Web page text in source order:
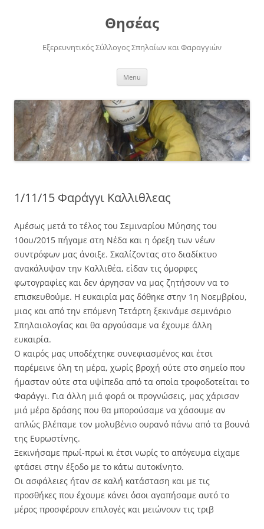
Θησέας
Εξερευνητικός Σύλλογος Σπηλαίων και Φαραγγιών
Menu
1/11/15 Φαράγγι Καλλιθλεας
Αμέσως μετά το τέλος του Σεμιναρίου Μύησης του
10ου/2015 πήγαμε στη Νέδα και η όρεξη των νέων
συντρόφων μας άνοιξε. Σκαλίζοντας στο διαδίκτυο
ανακάλυψαν την Καλλιθέα, είδαν τις όμορφες
φωτογραφίες και δεν άργησαν να μας ζητήσουν να το
επισκευθούμε. Η ευκαιρία μας δόθηκε στην 1η Νοεμβρίου,
μιας και από την επόμενη Τετάρτη ξεκινάμε σεμινάριο
Σπηλαιολογίας και θα αργούσαμε να έχουμε άλλη
ευκαιρία.
Ο καιρός μας υποδέχτηκε συνεφιασμένος και έτσι
παρέμεινε όλη τη μέρα, χωρίς βροχή ούτε στο σημείο που
ήμασταν ούτε στα υψίπεδα από τα οποία τροφοδοτείται το
Φαράγγι. Για άλλη μιά φορά οι προγνώσεις, μας χάρισαν
μιά μέρα δράσης που θα μπορούσαμε να χάσουμε αν
απλώς βλέπαμε τον μολυβένιο ουρανό πάνω από τα βουνά
της Ευρωστίνης.
Ξεκινήσαμε πρωί-πρωί κι έτσι νωρίς το απόγευμα είχαμε
φτάσει στην έξοδο με το κάτω αυτοκίνητο.
Οι ασφάλειες ήταν σε καλή κατάσταση και με τις
προσθήκες που έχουμε κάνει όσοι αγαπήσαμε αυτό το
μέρος προσφέρουν επιλογές και μειώνουν τις τριβ